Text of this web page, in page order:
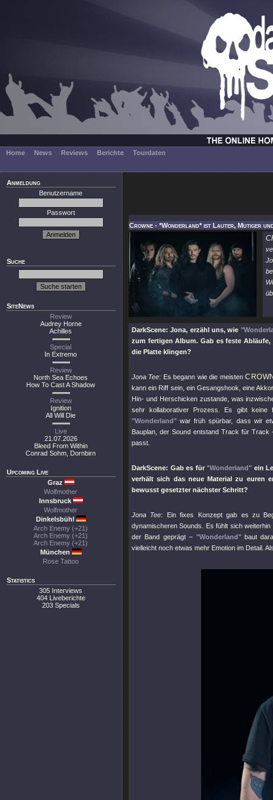
Home News Reviews Berichte Tourdaten
Anmeldung
Benutzername
Passwort
Suche
SiteNews
Review
Audrey Horne
Achilles
Special
In Extremo
Review
North Sea Echoes
How To Cast A Shadow
Review
Ignition
All Will Die
Live
21.07.2026
Bleed From Within
Conrad Sohm, Dornbirn
Upcoming Live
Graz
Wolfmother
Innsbruck
Wolfmother
Dinkelsbühl
Arch Enemy (+21)
Arch Enemy (+21)
Arch Enemy (+21)
München
Rose Tattoo
Statistics
305 Interviews
404 Liveberichte
203 Specials
Crowne - *Wonderland* ist Lauter, Mutiger
DarkScene: Jona, erzähl uns, wie
zum fertigen Album. Gab es feste
die Platte klingen?
Jona Tee: Es begann wie die meisten
kann ein Riff sein, ein Gesangshook, eine
Hin- und Herschicken zustande, was
sehr kollaborativer Prozess. Es gibt keine
"Wonderland" war früh spürbar, dass wir
Bauplan, der Sound entstand Track für
passt.
DarkScene: Gab es für"Wonderland" ein
verhält sich das neue Material zu euren
bewusst gesetzter nächster Schritt?
Jona Tee: Ein fixes Konzept gab es zu
dynamischeren Sounds. Es fühlt sich
der Band geprägt – "Wonderland"baut
vielleicht noch etwas mehr Emotion im Detail.